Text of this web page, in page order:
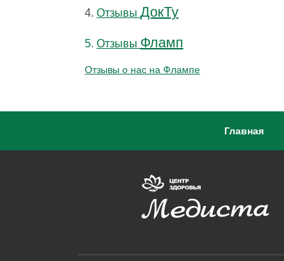
4. Отзывы ДокТу
5. Отзывы Фламп
Отзывы о нас на Флампе
Главная